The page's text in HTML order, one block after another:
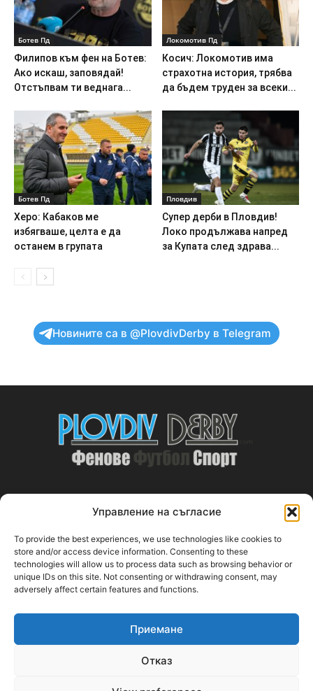
Управление на съгласие
To provide the best experiences, we use technologies like cookies to
store and/or access device information. Consenting to these
technologies will allow us to process data such as browsing behavior or
unique IDs on this site. Not consenting or withdrawing consent, may
adversely affect certain features and functions.
Приемане
Отказ
Ботев Пд
Филипов към фен на Ботев:
Ако искаш, заповядай!
Отстъпвам ти веднага...
Локомотив Пд
Косич: Локомотив има
страхотна история, трябва
да бъдем труден за всеки...
Ботев Пд
Херо: Кабаков ме
избягваше, целта е да
останем в групата
Пловдив
Супер дерби в Пловдив!
Локо продължава напред
за Купата след здрава...
Новините са в @PlovdivDerby в Telegram
ABOUT US
PlovdivDerby.com е първата пловдивска изцяло футболна
медия!
Свържи се с нас:plovdivderby.com@gmail.com
FOLLOW US